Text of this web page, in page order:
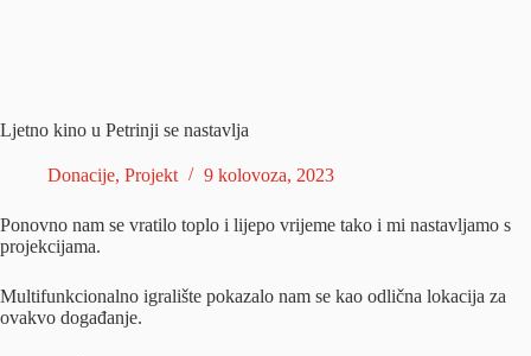
Ljetno kino u Petrinji se nastavlja
Donacije, Projekt 9 kolovoza, 2023
Ponovno nam se vratilo toplo i lijepo vrijeme tako i mi nastavljamo s
projekcijama.
Multifunkcionalno igralište pokazalo nam se kao odlična lokacija za
ovakvo događanje.